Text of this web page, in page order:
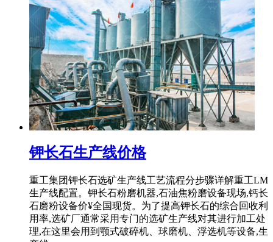
钾长石生产线价格
重工集团钾长石选矿生产线工艺流程分步骤详解重工LM
生产线配置。钾长石粉磨机器,石油焦粉磨设备现场,钙长
石磨粉设备价¥全国现货。为了提高钾长石的综合回收利
用率,选矿厂通常采用专门的选矿生产线对其进行加工处
理,在这里会用到颚式破碎机、球磨机、浮选机等设备,生